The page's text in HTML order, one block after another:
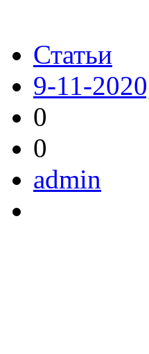
Статьи
9-11-
0
0
admin